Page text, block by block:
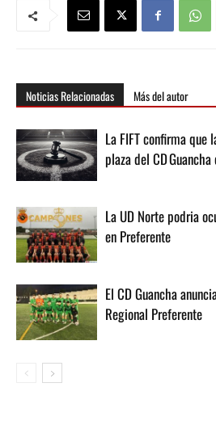
Noticias Relacionadas Más del autor
La FIFT confirma que
plaza del CD
La UD Norte podria
en Preferente
El CD Guancha
Regional Preferente